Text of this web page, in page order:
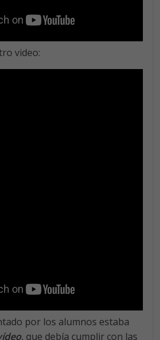
video:
por los alumnos estaba
, que debía cumplir con las